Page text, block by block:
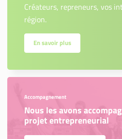
Créateurs, repreneurs, vos
région.
En savoir plus
Accompagnement
Nous les avons
projet entrepreneurial